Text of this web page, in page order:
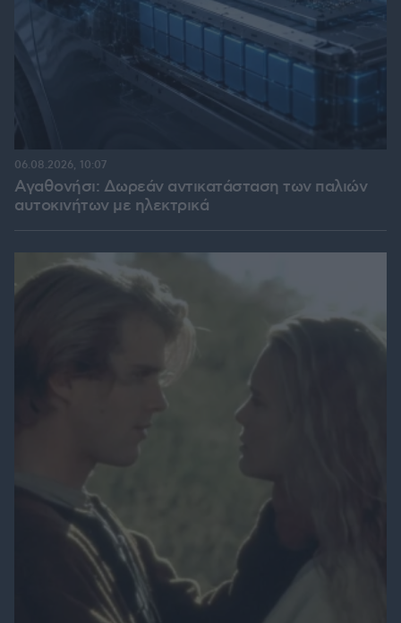
Αγαθονήσι: Δωρεάν αντικατάσταση των παλιών
αυτοκινήτων με ηλεκτρικά
06.08.2026, 10:07